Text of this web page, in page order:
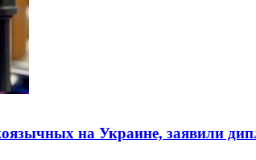
на Украине, заявили